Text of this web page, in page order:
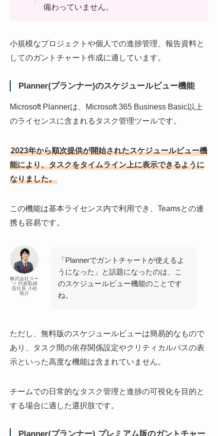
備わっていません。
小規模なプロジェクトや個人での進捗管理、報告資料と
してのガントチャート作成に適しています。
Planner(プランナー)のスケジュールビュー機能
Microsoft Plannerは、Microsoft 365 Business Basic以上
のライセンスに含まれるタスク管理ツールです。
2023年から順次提供が開始されたスケジュールビュー機
能により、タスクをタイムライン上に表示できるように
なりました。
この機能は基本ライセンス内で利用でき、Teamsとの連
携も容易です。
株式会社スー
ツ 代表取締
役社長 小松
裕介
「Plannerでガントチャートが使えるよ
うになった」と話題になったのは、こ
のスケジュールビュー機能のことです
ね。
ただし、無料版のスケジュールビューは簡易的なもので
あり、タスク間の依存関係設定やクリティカルパスの表
示といった高度な機能は含まれていません。
チームでの日常的なタスク管理と進捗の可視化を目的と
する場合に適した選択肢です。
Planner(プランナー) プレミアム版のガントチャー